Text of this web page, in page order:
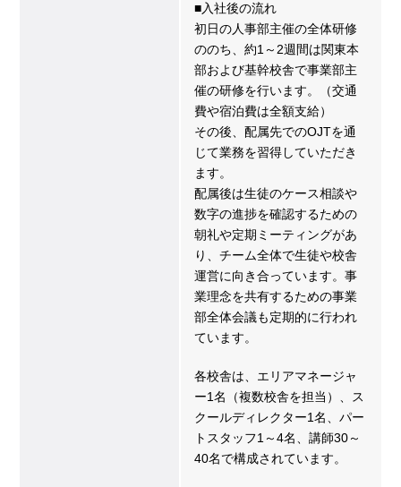
■入社後の流れ
初日の人事部主催の全体研修
ののち、約1～2週間は関東本
部および基幹校舎で事業部主
催の研修を行います。（交通
費や宿泊費は全額支給）
その後、配属先でのOJTを通
じて業務を習得していただき
ます。
配属後は生徒のケース相談や
数字の進捗を確認するための
朝礼や定期ミーティングがあ
り、チーム全体で生徒や校舎
運営に向き合っています。事
業理念を共有するための事業
部全体会議も定期的に行われ
ています。
各校舎は、エリアマネージャ
ー1名（複数校舎を担当）、ス
クールディレクター1名、パー
トスタッフ1～4名、講師30～
40名で構成されています。